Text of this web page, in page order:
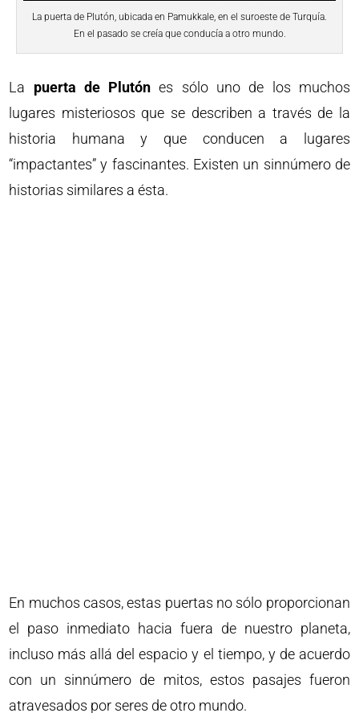
La puerta de Plutón, ubicada en Pamukkale, en el suroeste de Turquía.
En el pasado se creía que conducía a otro mundo.
La puerta de Plutón es sólo uno de los muchos
lugares misteriosos que se describen a través de la
historia humana y que conducen a lugares
“impactantes” y fascinantes. Existen un sinnúmero de
historias similares a ésta.
En muchos casos, estas puertas no sólo proporcionan
el paso inmediato hacia fuera de nuestro planeta,
incluso más allá del espacio y el tiempo, y de acuerdo
con un sinnúmero de mitos, estos pasajes fueron
atravesados ​​por seres de otro mundo.